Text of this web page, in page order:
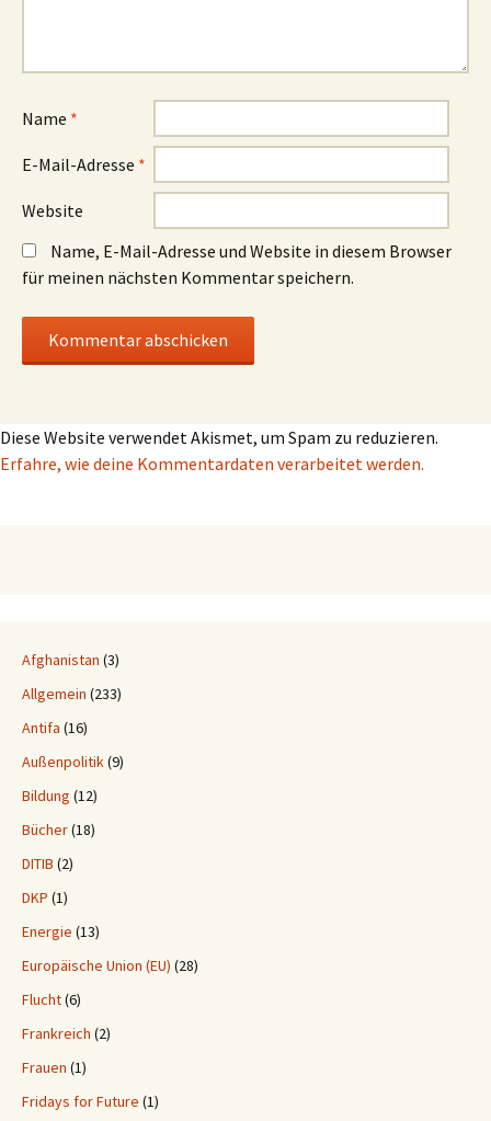
Name *
E-Mail-Adresse *
Website
Name, E-Mail-Adresse und Website in diesem Browser
für meinen nächsten Kommentar speichern.
Diese Website verwendet Akismet, um Spam zu reduzieren.
Erfahre, wie deine Kommentardaten verarbeitet werden.
Afghanistan (3)
Allgemein (233)
Antifa (16)
Außenpolitik(9)
Bildung (12)
Bücher(18)
DITIB (2)
DKP (1)
Energie (13)
Europäische Union (EU) (28)
Flucht(6)
Frankreich (2)
Frauen (1)
Fridays for Future (1)